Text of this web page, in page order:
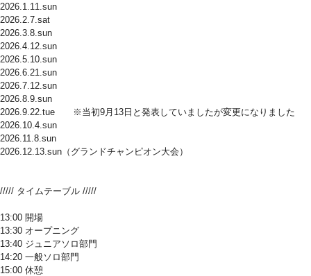
2026.1.11.sun
2026.2.7.sat
2026.3.8.sun
2026.4.12.sun
2026.5.10.sun
2026.6.21.sun
2026.7.12.sun
2026.8.9.sun
2026.9.22.tue ※当初9月13日と発表していましたが変更になりました
2026.10.4.sun
2026.11.8.sun
2026.12.13.sun（グランドチャンピオン大会）
///// タイムテーブル /////
13:00 開場
13:30 オープニング
13:40 ジュニアソロ部門
14:20 一般ソロ部門
15:00 休憩